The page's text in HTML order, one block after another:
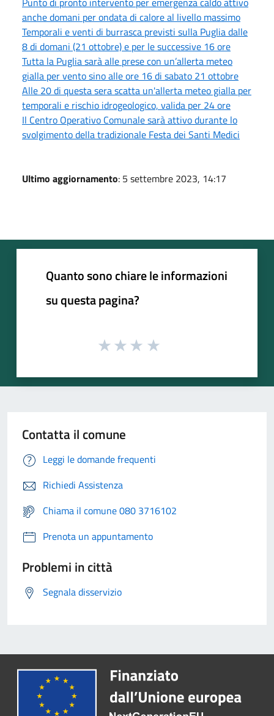
anche domani per ondata di calore al livello massimo
Temporali e venti di burrasca previsti sulla Puglia dalle
8 di domani (21 ottobre) e per le successive 16 ore
Tutta la Puglia sarà alle prese con un’allerta meteo
gialla per vento sino alle ore 16 di sabato 21 ottobre
Alle 20 di questa sera scatta un'allerta meteo gialla per
temporali e rischio idrogeologico, valida per 24 ore
Il Centro Operativo Comunale sarà attivo durante lo
svolgimento della tradizionale Festa dei Santi Medici
Ultimo aggiornamento: 5 settembre 2023, 14:17
Quanto sono chiare le informazioni
su questa pagina?
Contatta il comune
Leggi le domande frequenti
Richiedi Assistenza
Chiama il comune 080 3716102
Prenota un appuntamento
Problemi in città
Segnala disservizio